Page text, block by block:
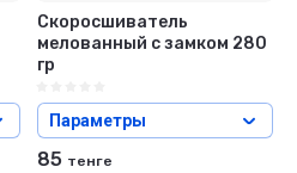
Скоросшиватель
мелованный с замком 280
гр
Параметры
85 тенге